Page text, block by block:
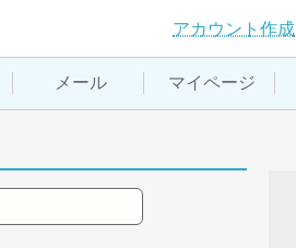
アカウント作成
メール マイページ